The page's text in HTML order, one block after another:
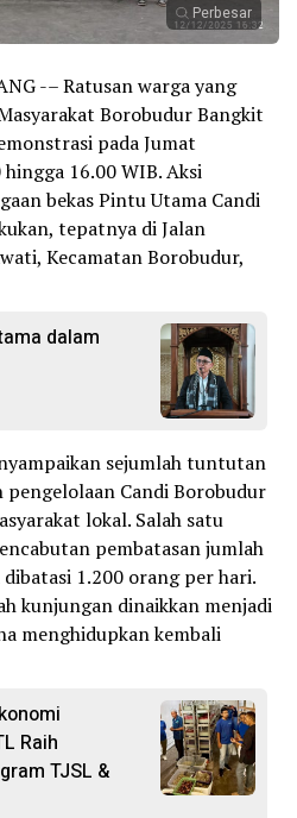
Perbesar
-– Ratusan warga yang
Borobudur Bangkit
pada Jumat
16.00 WIB. Aksi
bekas Pintu Utama Candi
tepatnya di Jalan
Kecamatan Borobudur,
dalam
sejumlah tuntutan
Candi Borobudur
lokal. Salah satu
pembatasan jumlah
1.200 orang per hari.
kunjungan dinaikkan menjadi
menghidupkan kembali
Raih
TJSL &